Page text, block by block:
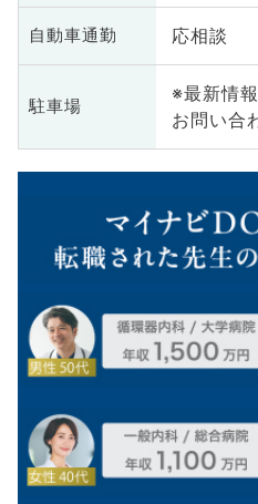
自動車通勤 応相談
駐車場
※最新情
お問い合